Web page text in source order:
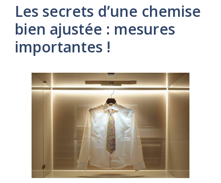
Les secrets d’une chemise
bien ajustée : mesures
importantes !